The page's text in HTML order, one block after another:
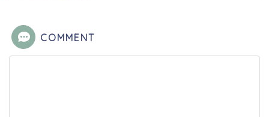
COMMENT